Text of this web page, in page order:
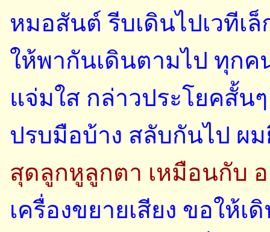
หมอสันต์ รีบเดินไปเวทีเ
ให้พากันเดินตามไป ทุกค
แจ่มใส กล่าวประโยคสั้น
ปรบมือบ้าง สลับกันไป ผ
สุดลูกหูลูกตา เหมือนกับ
เครื่องขยายเสียง ขอให้เ